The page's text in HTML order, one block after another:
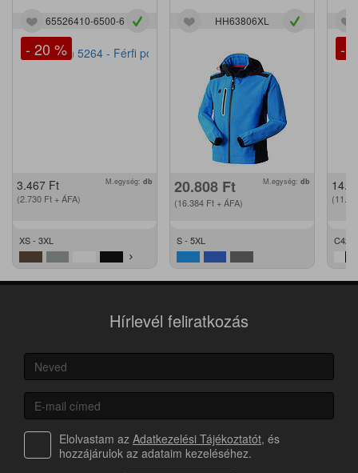
65526410-6500-6
- 20 %
3.467 Ft
(2.730 Ft + ÁFA)
M.egység: db
XS - 3XL
HH63806XL
20.808 Ft
(16.384 Ft + ÁFA)
M.egység: db
S - 5XL
-
C42 -
Hírlevél feliratkozás
Elolvastam az Adatkezelési Tájékoztatót, és
hozzájárulok az adataim kezeléséhez.